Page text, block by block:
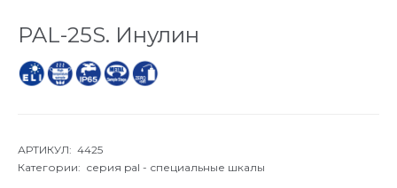
PAL-25S. Инулин
АРТИКУЛ: 4425
Категории: серия pal - специальные шкалы